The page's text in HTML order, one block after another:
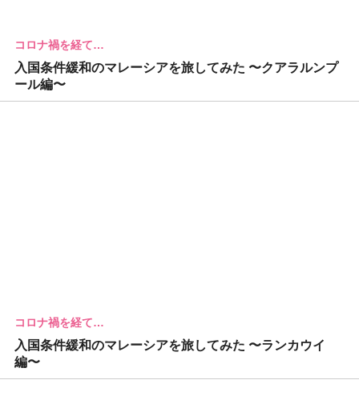
コロナ禍を経て…
入国条件緩和のマレーシアを旅してみた 〜クアラルンプ
ール編〜
コロナ禍を経て…
入国条件緩和のマレーシアを旅してみた 〜ランカウイ
編〜